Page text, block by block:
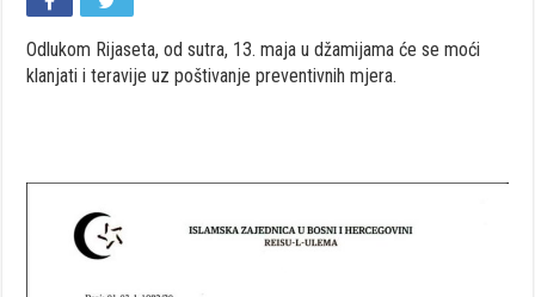
Odlukom Rijaseta, od sutra, 13. maja u džamijama će se moći
klanjati i teravije uz poštivanje preventivnih mjera.